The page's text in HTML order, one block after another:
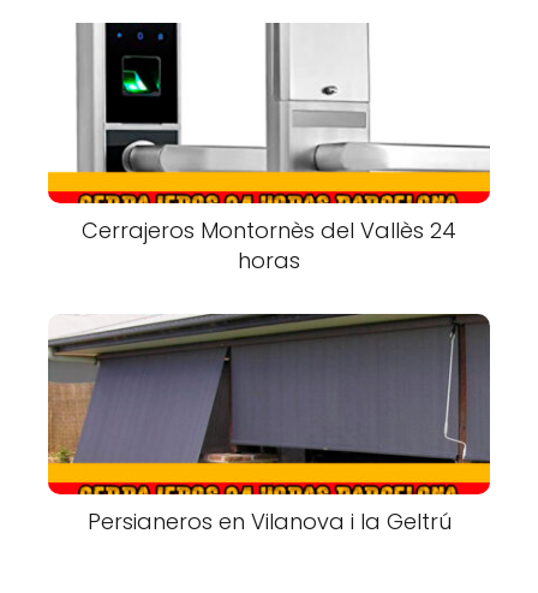
Cerrajeros Montornès del Vallès 24
horas
Persianeros en Vilanova i la Geltrú